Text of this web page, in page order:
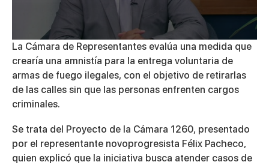
0
of
3
37
seconds
La Cámara de Representantes evalúa una medida que
crearía una amnistía para la entrega voluntaria de
armas de fuego ilegales, con el objetivo de retirarlas
de las calles sin que las personas enfrenten cargos
criminales.
Se trata del Proyecto de la Cámara 1260, presentado
por el representante novoprogresista Félix Pacheco,
quien explicó que la iniciativa busca atender casos de